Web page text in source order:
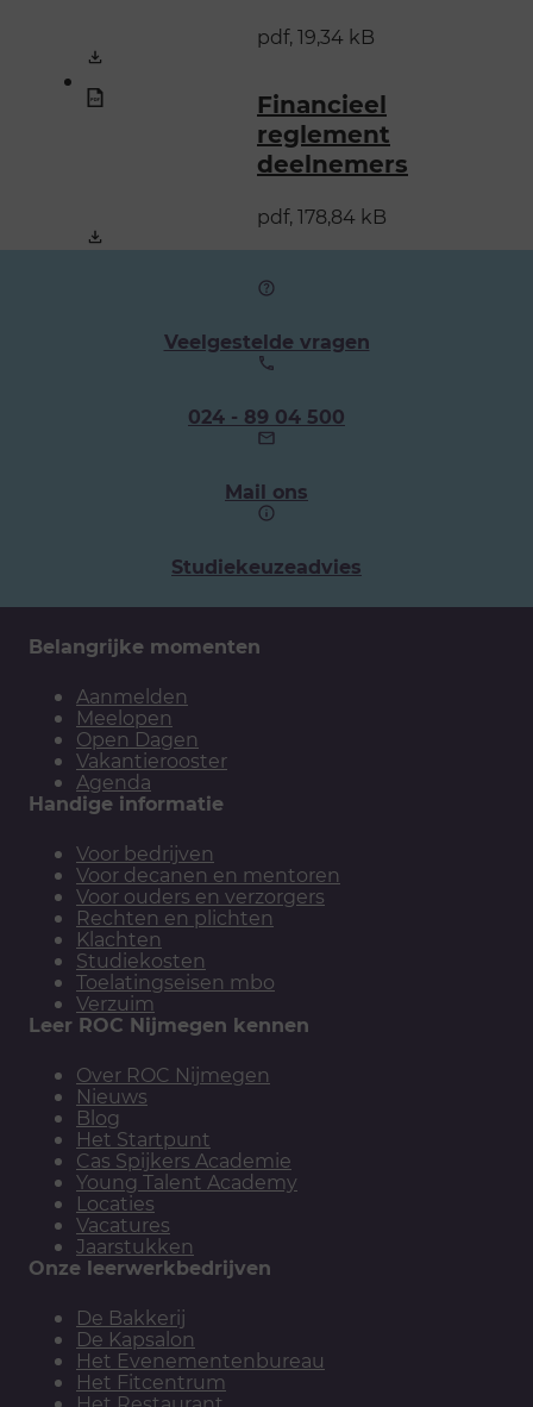
pdf, 19,34 kB
Financieel
reglement
deelnemers
pdf, 178,84 kB
Veelgestelde vragen
Ons
telefoonnummer:
024 - 89 04 500
Mail ons
Studiekeuzeadvies
Belangrijke momenten
Aanmelden
Meelopen
Open Dagen
Vakantierooster
Agenda
Handige informatie
Voor bedrijven
Voor decanen en mentoren
Voor ouders en verzorgers
Rechten en plichten
Klachten
Studiekosten
Toelatingseisen mbo
Verzuim
Leer ROC Nijmegen kennen
Over ROC Nijmegen
Nieuws
Blog
Het Startpunt
Cas Spijkers Academie
Young Talent Academy
Locaties
Vacatures
Jaarstukken
Onze leerwerkbedrijven
De Bakkerij
De Kapsalon
Het Evenementenbureau
Het Fitcentrum